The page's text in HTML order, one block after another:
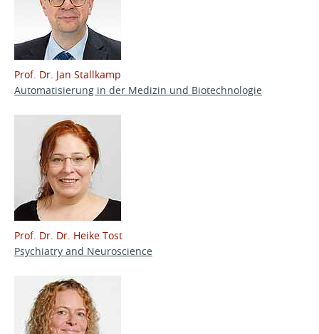
Prof. Dr. Jan Stallkamp
Automatisierung in der Medizin und Biotechnologie
Prof. Dr. Dr. Heike Tost
Psychiatry and Neuroscience